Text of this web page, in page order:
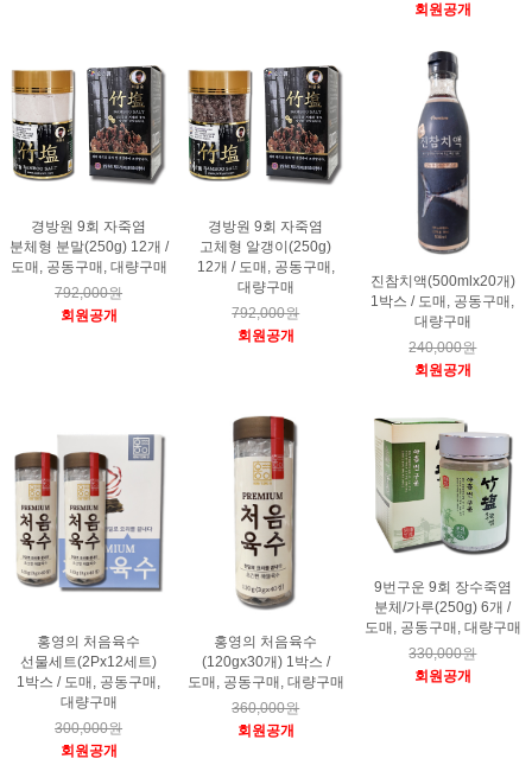
회원공개
경방원 9회 자죽염
분체형 분말(250g) 12개 /
도매, 공동구매, 대량구매
792,000원
회원공개
경방원 9회 자죽염
고체형 알갱이(250g)
12개 / 도매, 공동구매,
대량구매
792,000원
회원공개
진참치액(500mlx20개)
1박스 / 도매, 공동구매,
대량구매
240,000원
회원공개
홍영의 처음육수
선물세트(2Px12세트)
1박스 / 도매, 공동구매,
대량구매
300,000원
회원공개
홍영의 처음육수
(120gx30개) 1박스 /
도매, 공동구매, 대량구매
360,000원
회원공개
9번구운 9회 장수죽염
분체/가루(250g) 6개 /
도매, 공동구매, 대량구매
330,000원
회원공개